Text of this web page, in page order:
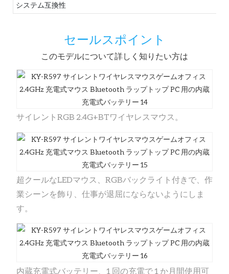
システム互換性
セールスポイント
このモデルについて詳しく知りたい方は
サイレントRGB 2.4G+BTワイヤレスマウス。
超クールなLEDマウス、RGBバックライト付きで、作
業シーンを飾り、仕事が退屈にならないようにしま
す。
内蔵充電式バッテリー、1 回の充電で 1 か月間使用可